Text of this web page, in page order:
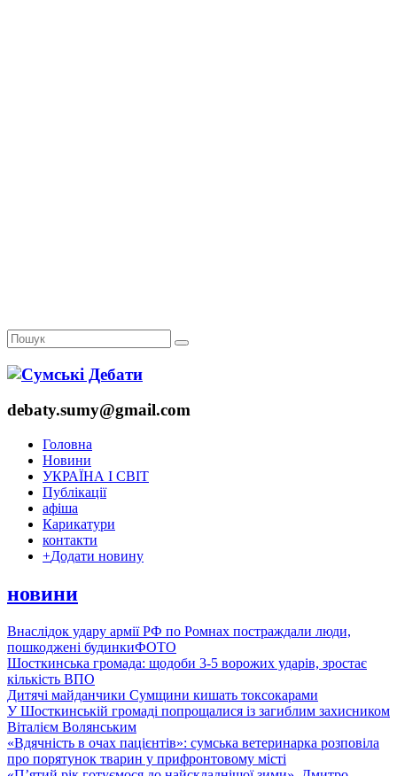
debaty.sumy@gmail.com
Головна
Новини
УКРАЇНА І СВІТ
Публікації
афіша
Карикатури
контакти
+Додати новину
новини
Внаслідок удару армії РФ по Ромнах постраждали люди,
пошкоджені будинкиФОТО
Шосткинська громада: щодоби 3-5 ворожих ударів, зростає
кількість ВПО
Дитячі майданчики Сумщини кишать токсокарами
У Шосткинській громаді попрощалися із загиблим захисником
Віталієм Волянським
«Вдячність в очах пацієнтів»: сумська ветеринарка розповіла
про порятунок тварин у прифронтовому місті